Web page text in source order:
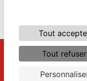
Tout
Tout refuser
demandé. Nous
de contact puis pendant
Vistalid- 2026 -